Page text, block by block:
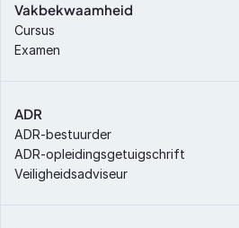
Vakbekwaamheid
Cursus
Examen
ADR
ADR-bestuurder
ADR-opleidingsgetuigschrift
Veiligheidsadviseur